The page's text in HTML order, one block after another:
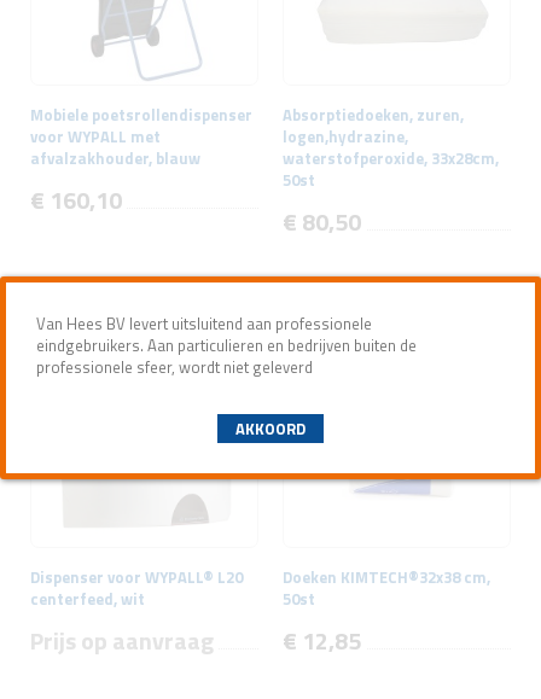
Van Hees BV levert uitsluitend aan professionele
eindgebruikers. Aan particulieren en bedrijven buiten de
professionele sfeer, wordt niet geleverd
AKKOORD
Mobiele poetsrollendispenser
voor WYPALL met
afvalzakhouder, blauw
€ 160,10
Absorptiedoeken, zuren,
logen,hydrazine,
waterstofperoxide, 33x28cm,
50st
€ 80,50
Dispenser voor WYPALL® L20
centerfeed, wit
Prijs op aanvraag
Doeken KIMTECH®32x38 cm,
50st
€ 12,85